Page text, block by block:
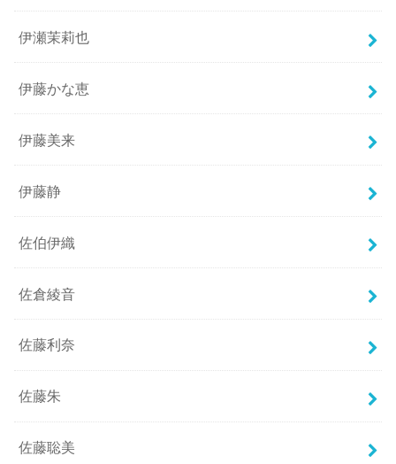
伊瀬茉莉也
伊藤かな恵
伊藤美来
伊藤静
佐伯伊織
佐倉綾音
佐藤利奈
佐藤朱
佐藤聡美